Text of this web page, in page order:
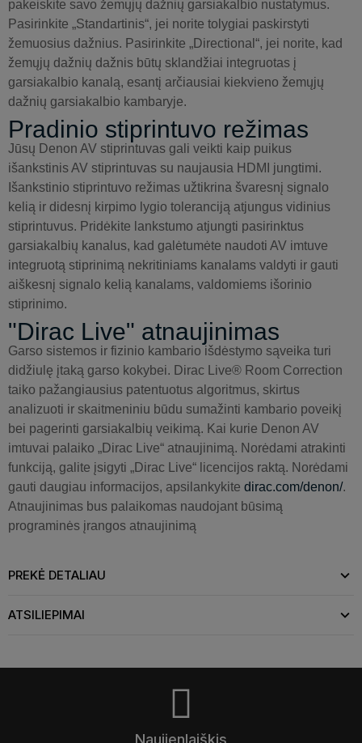
pakeiskite savo žemųjų dažnių garsiakalbio nustatymus.
Pasirinkite „Standartinis“, jei norite tolygiai paskirstyti
žemuosius dažnius. Pasirinkite „Directional“, jei norite, kad
žemųjų dažnių dažnis būtų sklandžiai integruotas į
garsiakalbio kanalą, esantį arčiausiai kiekvieno žemųjų
dažnių garsiakalbio kambaryje.
Pradinio stiprintuvo režimas
Jūsų Denon AV stiprintuvas gali veikti kaip puikus
išankstinis AV stiprintuvas su naujausia HDMI jungtimi.
Išankstinio stiprintuvo režimas užtikrina švaresnį signalo
kelią ir didesnį kirpimo lygio toleranciją atjungus vidinius
stiprintuvus. Pridėkite lankstumo atjungti pasirinktus
garsiakalbių kanalus, kad galėtumėte naudoti AV imtuve
integruotą stiprinimą nekritiniams kanalams valdyti ir gauti
aiškesnį signalo kelią kanalams, valdomiems išorinio
stiprinimo.
"Dirac Live" atnaujinimas
Garso sistemos ir fizinio kambario išdėstymo sąveika turi
didžiulę įtaką garso kokybei. Dirac Live® Room Correction
taiko pažangiausius patentuotus algoritmus, skirtus
analizuoti ir skaitmeniniu būdu sumažinti kambario poveikį
bei pagerinti garsiakalbių veikimą. Kai kurie Denon AV
imtuvai palaiko „Dirac Live“ atnaujinimą. Norėdami atrakinti
funkciją, galite įsigyti „Dirac Live“ licencijos raktą. Norėdami
gauti daugiau informacijos, apsilankykite dirac.com/denon/.
Atnaujinimas bus palaikomas naudojant būsimą
programinės įrangos atnaujinimą
PREKĖ DETALIAU
ATSILIEPIMAI
Naujienlaiškis